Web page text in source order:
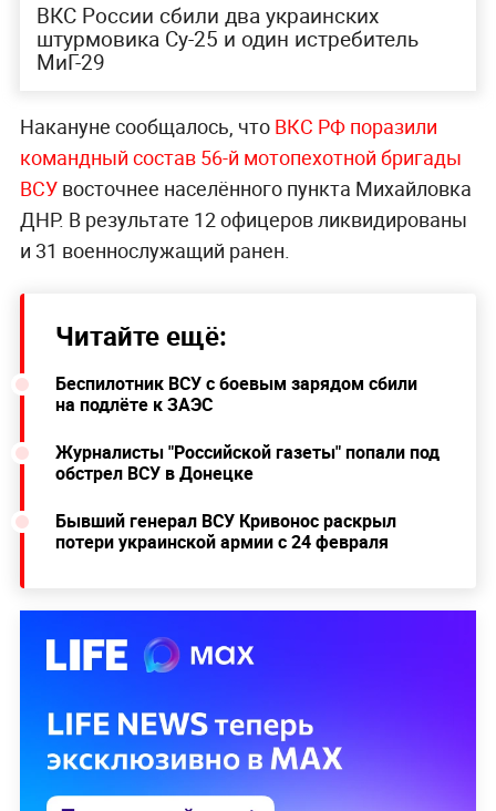
ВКС России сбили два украинских
штурмовика Су-25 и один истребитель
МиГ-29
Накануне сообщалось, чтоВКС РФ поразили
командный состав 56-й мотопехотной бригады
ВСУвосточнее населённого пункта Михайловка
ДНР. В результате 12 офицеров ликвидированы
и 31 военнослужащий ранен.
Читайте ещё:
Беспилотник ВСУ с боевым зарядом сбили
на подлёте к ЗАЭС
Журналисты "Российской газеты" попали под
обстрел ВСУ в Донецке
Бывший генерал ВСУ Кривонос раскрыл
потери украинской армии с 24 февраля